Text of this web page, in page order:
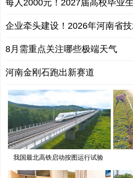
每人2000元！2027届高校毕业
企业牵头建设！2026年河南省
8月需重点关注哪些极端天气
河南金刚石跑出新赛道
我国最北高铁启动按图运行试验